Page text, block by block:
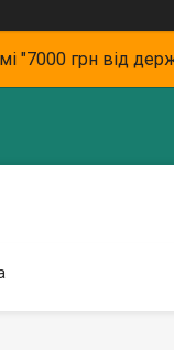
"7000 грн від